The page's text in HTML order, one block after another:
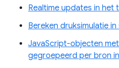
Realtime updates in het
Bereken druksimulatie
JavaScript-objecten
gegroepeerd per bron